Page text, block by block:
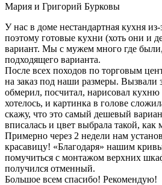
Мария и Григорий Бурковы
У нас в доме нестандартная кухня
поэтому готовые кухни (хоть они и
вариант. Мы с мужем много где
подходящего варианта.
После всех походов по торговым
на заказ под наши размеры. Вызвали
обмерил, посчитал, нарисовал
хотелось, и картинка в голове
скажу, что это самый дешевый
вписалась и цвет выбрала такой, как
Примерно через 2 недели нам
красавицу! «Благодаря» нашим
помучиться с монтажом верхних
получился отменный.
Большое всем спасибо! Рекомендую!